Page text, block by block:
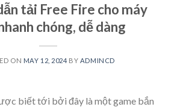
tải Free Fire cho máy
chóng, dễ dàng
ON MAY 12, 2024 BY ADMINCD
biết tới bởi đây là một game bắn